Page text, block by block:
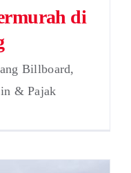
di
Billboard,
& Pajak